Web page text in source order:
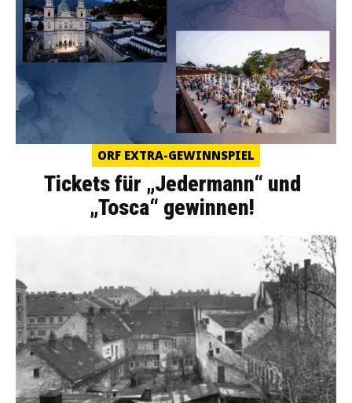
ORF EXTRA-GEWINNSPIEL
Tickets für „Jedermann“ und
„Tosca“ gewinnen!